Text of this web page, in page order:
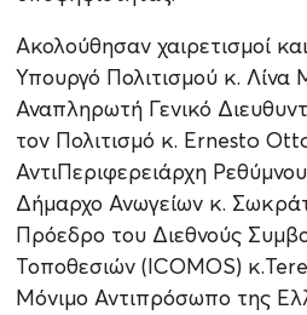
Ακολούθησαν χαιρετισμοί
Υπουργό Πολιτισμού κ.
Αναπληρωτή Γενικό
τον Πολιτισμό κ. Ernesto
ΑντιΠεριφερειάρχη
Δήμαρχο Ανωγείων κ.
Πρόεδρο του Διεθνούς
Τοποθεσιών (ICOMOS)
Μόνιμο Αντιπρόσωπο της